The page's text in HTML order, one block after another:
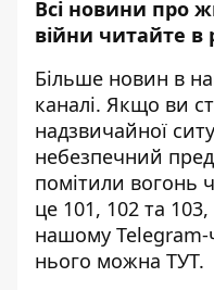
Всі новини про
війни читайте в
Більше новин в
каналі. Якщо ви
надзвичайної
небезпечний
помітили вогонь
це 101, 102 та
нашому Telegram-
нього можна ТУТ.